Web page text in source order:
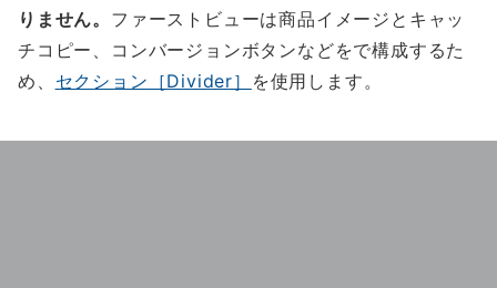
りません。 ファーストビューは商品イメージとキャッ
チコピー、コンバージョンボタンなどをで構成するた
め、 セクション［Divider］ を使用します。